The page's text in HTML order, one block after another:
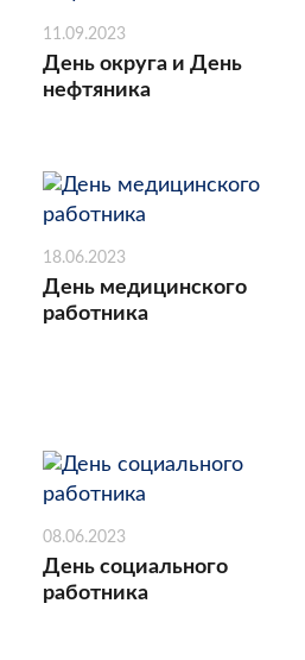
11.09.2023
День округа и День
нефтяника
18.06.2023
День медицинского
работника
08.06.2023
День социального
работника